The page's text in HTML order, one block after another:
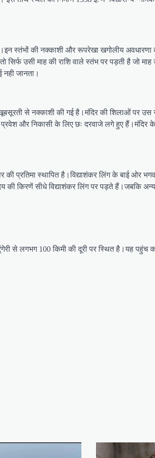
स्तंभों की नक्काशी और रूपरेखा खगोलीय
उसी माह की राशि वाले स्तंभ पर पड़ती है जो
जानता।
से नक्काशी की गई है।मंदिर की शिलाओं पर
और निकासी के लिए छः दरवाजे लगे हुए हैं।मंदिर
प्रतिमा स्थापित है।विद्याशंकर लिंग के बाई ओर
की किरणें सीधे विद्याशंकर लिंग पर पड़ते हैं।जबकि
से लगभग 100 किमी की दूरी पर स्थित है।यह